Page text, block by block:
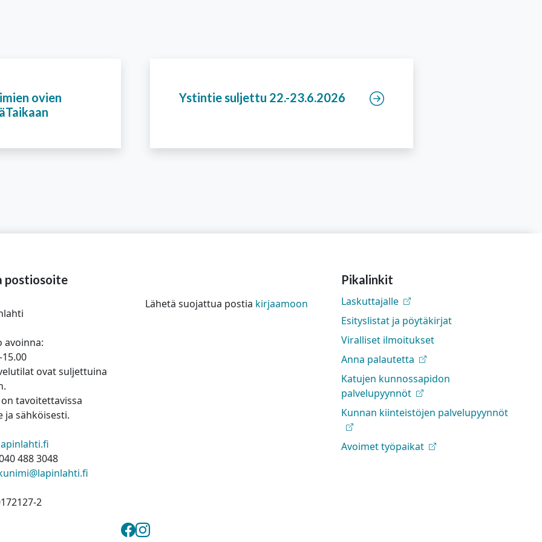
ovien
Ystintie suljettu 22.-23.6.2026
Lapinlahden kunta facebook
Lapinlahden kunta Instragram
postiosoite
avoinna:
ovat suljettuina
tavoitettavissa
ja sähköisesti.
488 3048
2
Lähetä suojattua postia kirjaamoon
Pikalinkit
Laskuttajalle
Esityslistat ja pöytäkirjat
Viralliset ilmoitukset
Anna palautetta
Katujen kunnossapidon
palvelupyynnöt
Kunnan kiinteistöjen palvelupyynnöt
Avoimet työpaikat